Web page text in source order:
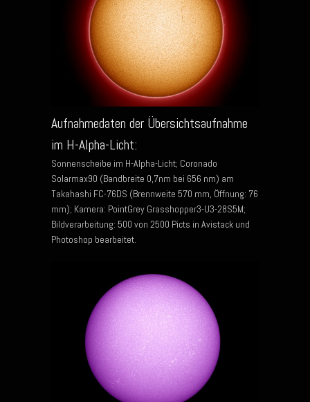
Aufnahmedaten der Übersichtsaufnahme
im H-Alpha-Licht:
Sonnenscheibe im H-Alpha-Licht; Coronado
Solarmax90 (Bandbreite 0,7nm bei 656 nm) am
Takahashi FC-76DS (Brennweite 570 mm, Öffnung: 76
mm); Kamera: PointGrey Grasshopper3-U3-28S5M;
Bildverarbeitung: 500 von 2500 Picts in Avistack und
Photoshop bearbeitet.